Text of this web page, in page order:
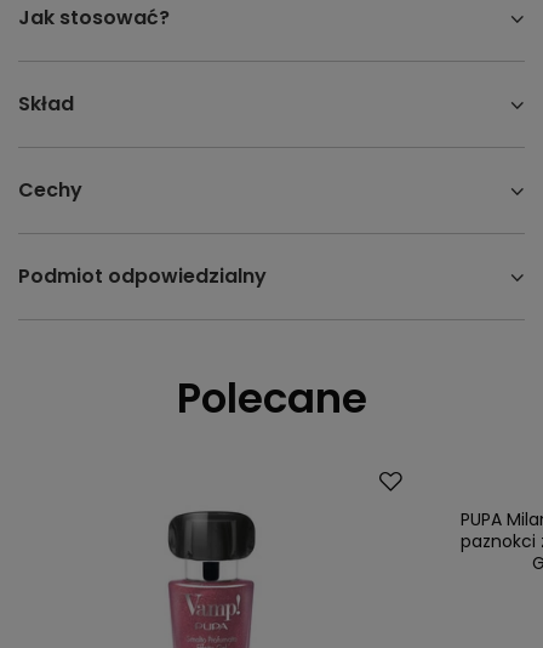
Jak stosować?
Skład
Cechy
Podmiot odpowiedzialny
Polecane
PUPA
paznokci